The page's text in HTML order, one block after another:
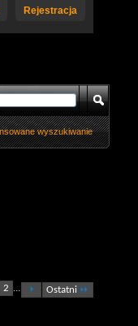
Rejestracja
Strike 1.5
wyszukiwanie
2 ... Ostatni